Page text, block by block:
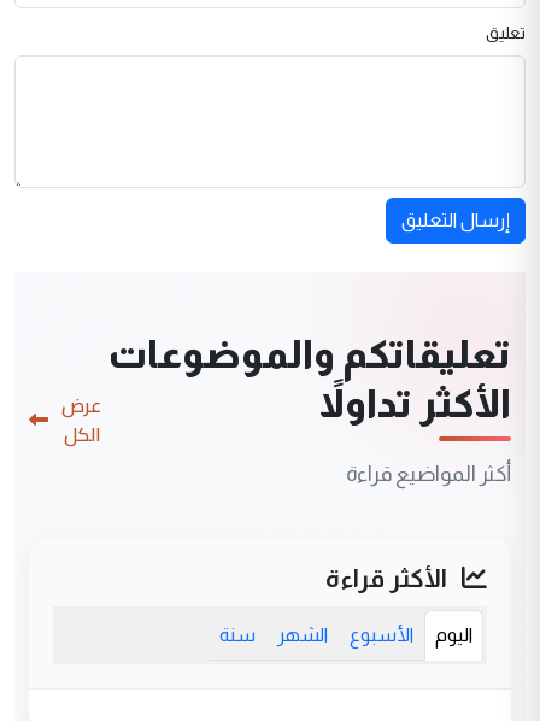
تعليق
إرسال التعليق
تعليقاتكم والموضوعات
الأكثر تداولاً
أكثر المواضيع قراءة
عرض
الكل
الأكثر قراءة
اليوم الأسبوع الشهر سنة